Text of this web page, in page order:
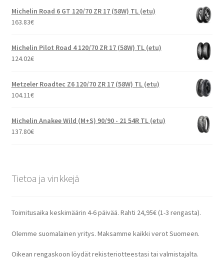
Michelin Road 6 GT 120/70 ZR 17 (58W) TL (etu)
163.83€
Michelin Pilot Road 4 120/70 ZR 17 (58W) TL (etu)
124.02€
Metzeler Roadtec Z6 120/70 ZR 17 (58W) TL (etu)
104.11€
Michelin Anakee Wild (M+S) 90/90 - 21 54R TL (etu)
137.80€
Tietoa ja vinkkejä
Toimitusaika keskimäärin 4-6 päivää. Rahti 24,95€ (1-3 rengasta).
Olemme suomalainen yritys. Maksamme kaikki verot Suomeen.
Oikean rengaskoon löydät rekisteriotteestasi tai valmistajalta.